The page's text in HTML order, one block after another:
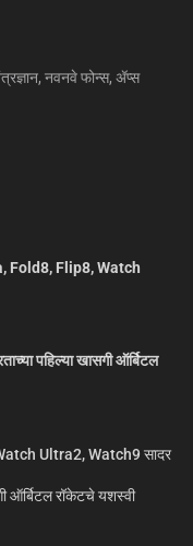
नवनवे फोन्स, ॲप्स
Fold8, Flip8, Watch
पहिल्या खासगी ऑर्बिटल
Ultra2, Watch9 सादर
ऑर्बिटल रॉकेटचे यशस्वी